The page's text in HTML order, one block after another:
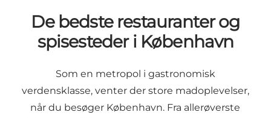
De bedste restauranter og
spisesteder i København
Som en metropol i gastronomisk
verdensklasse, venter der store madoplevelser,
når du besøger København. Fra allerøverste